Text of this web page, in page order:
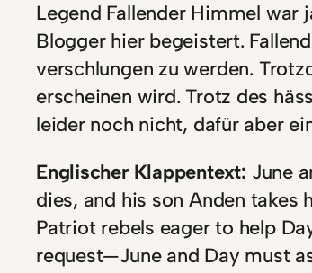
Legend Fallender Himmel war
Blogger hier begeistert.
verschlungen zu werden.
erscheinen wird. Trotz des
leider noch nicht, dafür aber
Englischer Klappentext: June
dies, and his son Anden
Patriot rebels eager to help
request—June and Day must